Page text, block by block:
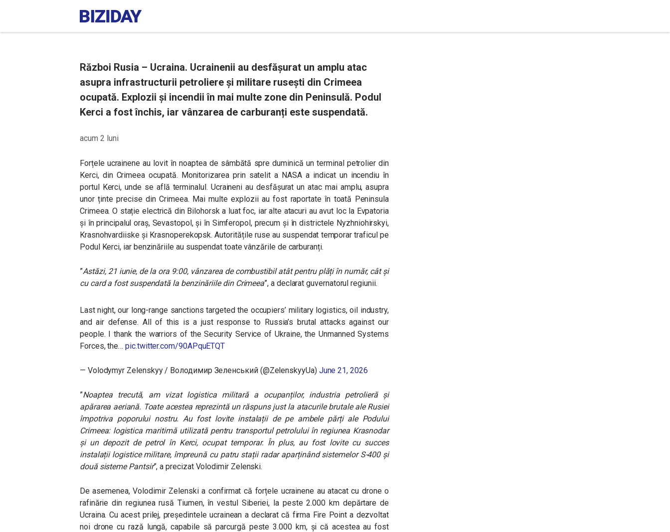
Război Rusia – Ucraina. Ucrainenii au desfășurat un amplu atac
asupra infrastructurii petroliere și militare rusești din Crimeea
ocupată. Explozii și incendii în mai multe zone din Peninsulă. Podul
Kerci a fost închis, iar vânzarea de carburanți este suspendată.
acum 2 luni
Forțele ucrainene au lovit în noaptea de sâmbătă spre duminică un terminal petrolier din
Kerci, din Crimeea ocupată. Monitorizarea prin satelit a NASA a indicat un incendiu în
portul Kerci, unde se află terminalul. Ucraineni au desfășurat un atac mai amplu, asupra
unor ținte precise din Crimeea. Mai multe explozii au fost raportate în toată Peninsula
Crimeea. O stație electrică din Bilohorsk a luat foc, iar alte atacuri au avut loc la Evpatoria
și în principalul oraș, Sevastopol, și în Simferopol, precum și în districtele Nyzhniohirskyi,
Krasnohvardiiske și Krasnoperekopsk. Autoritățile ruse au suspendat temporar traficul pe
Podul Kerci, iar benzinăriile au suspendat toate vânzările de carburanți.
”Astăzi, 21 iunie, de la ora 9:00, vânzarea de combustibil atât pentru plăți în număr, cât și
cu card a fost suspendată la benzinăriile din Crimeea”, a declarat guvernatorul regiunii.
Last night, our long-range sanctions targeted the occupiers’ military logistics, oil industry,
and air defense. All of this is a just response to Russia’s brutal attacks against our
people. I thank the warriors of the Security Service of Ukraine, the Unmanned Systems
Forces, the…pic.twitter.com/90APquETQT
— Volodymyr Zelenskyy / Володимир Зеленський (@ZelenskyyUa) June 21, 2026
”Noaptea trecută, am vizat logistica militară a ocupanților, industria petrolieră și
apărarea aeriană. Toate acestea reprezintă un răspuns just la atacurile brutale ale Rusiei
împotriva poporului nostru. Au fost lovite instalații de pe ambele părți ale Podului
Crimeea: logistica maritimă utilizată pentru transportul petrolului în regiunea Krasnodar
și un depozit de petrol în Kerci, ocupat temporar. În plus, au fost lovite cu succes
instalații logistice militare, împreună cu patru stații radar aparținând sistemelor S-400 și
două sisteme Pantsir”, a precizat Volodimir Zelenski.
De asemenea, Volodimir Zelenski a confirmat că forțele ucrainene au atacat cu drone o
rafinărie din regiunea rusă Tiumen, în vestul Siberiei, la peste 2.000 km depărtare de
Ucraina. Cu acest prilej, președintele ucrainean a declarat că firma Fire Point a dezvoltat
noi drone cu rază lungă, capabile să parcurgă peste 3.000 km, și că acestea au fost